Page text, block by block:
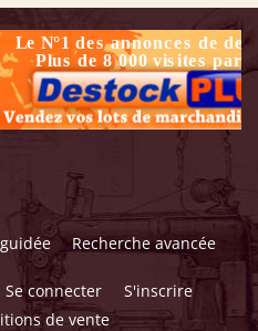
Recherche avancée
Se connecter
S'inscrire
de vente